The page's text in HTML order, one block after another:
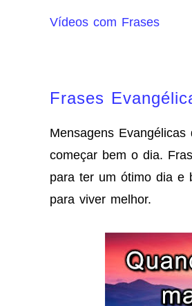
Vídeos com Frases
Frases
Mensagens
começar bem o dia.
para ter um ótimo dia e
para viver melhor.